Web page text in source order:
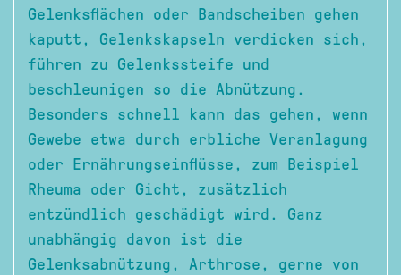
Gelenksflächen oder Bandscheiben gehen
kaputt, Gelenkskapseln verdicken sich,
führen zu Gelenkssteife und
beschleunigen so die Abnützung.
Besonders schnell kann das gehen, wenn
Gewebe etwa durch erbliche Veranlagung
oder Ernährungseinflüsse, zum Beispiel
Rheuma oder Gicht, zusätzlich
entzündlich geschädigt wird. Ganz
unabhängig davon ist die
Gelenksabnützung, Arthrose, gerne von